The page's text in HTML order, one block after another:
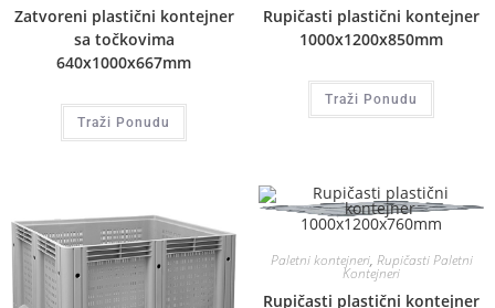
Zatvoreni plastični kontejner
sa točkovima
640x1000x667mm
Traži Ponudu
Rupičasti plastični kontejner
1000x1200x850mm
Traži Ponudu
Paletni kontejneri, Rupičasti Paletni
Kontejneri
Rupičasti plastični kontejner